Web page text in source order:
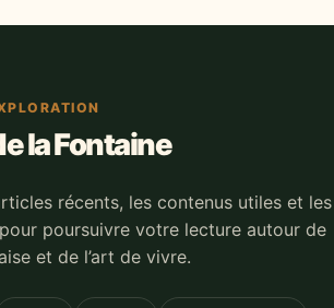
la Fontaine
récents, les contenus utiles et les
poursuivre votre lecture autour de
et de l’art de vivre.